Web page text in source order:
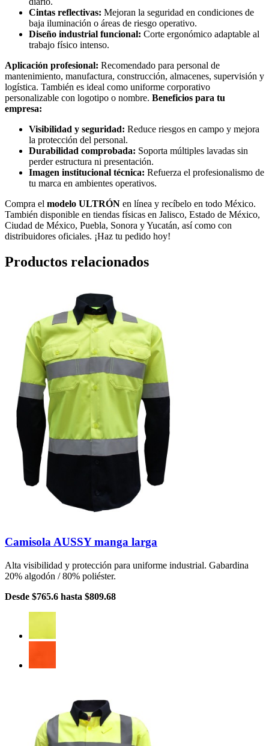
Cintas reflectivas: Mejoran la seguridad en condiciones de
baja iluminación o áreas de riesgo operativo.
Diseño industrial funcional: Corte ergonómico adaptable al
trabajo físico intenso.
Aplicación profesional: Recomendado para personal de
mantenimiento, manufactura, construcción, almacenes, supervisión y
logística. También es ideal como uniforme corporativo
personalizable con logotipo o nombre. Beneficios para tu
empresa:
Visibilidad y seguridad: Reduce riesgos en campo y mejora
la protección del personal.
Durabilidad comprobada: Soporta múltiples lavadas sin
perder estructura ni presentación.
Imagen institucional técnica: Refuerza el profesionalismo de
tu marca en ambientes operativos.
Compra el modelo ULTRÓN en línea y recíbelo en todo México.
También disponible en tiendas físicas en Jalisco, Estado de México,
Ciudad de México, Puebla, Sonora y Yucatán, así como con
distribuidores oficiales. ¡Haz tu pedido hoy!
Productos relacionados
Camisola AUSSY manga larga
Alta visibilidad y protección para uniforme industrial. Gabardina
20% algodón / 80% poliéster.
Desde $765.6 hasta $809.68